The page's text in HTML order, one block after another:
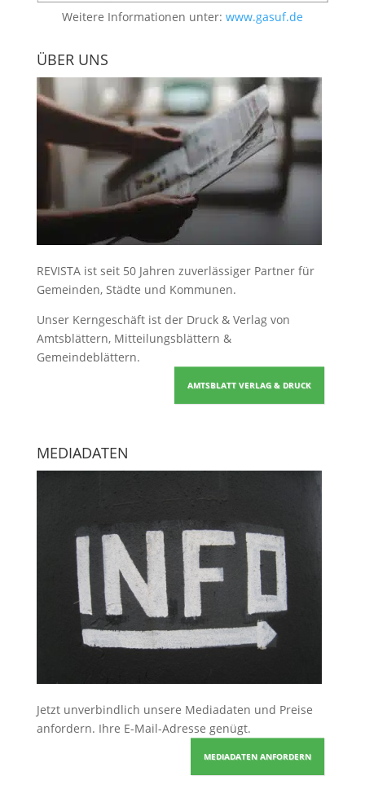
Weitere Informationen unter: www.gasuf.de
ÜBER UNS
REVISTA ist seit 50 Jahren zuverlässiger Partner für
Gemeinden, Städte und Kommunen.
Unser Kerngeschäft ist der Druck & Verlag von
Amtsblättern, Mitteilungsblättern &
Gemeindeblättern.
AMTSBLATT VERLAG & DRUCK
MEDIADATEN
Jetzt unverbindlich unsere Mediadaten und Preise
anfordern. Ihre E-Mail-Adresse genügt.
MEDIADATEN ANFORDERN